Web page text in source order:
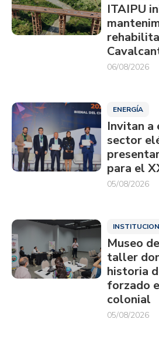
ITAIPU
06/08/2026
ENERGÍA
Invitan a
sector
para el
05/08/2026
Museo
taller
historia
forzado
colonial
05/08/2026